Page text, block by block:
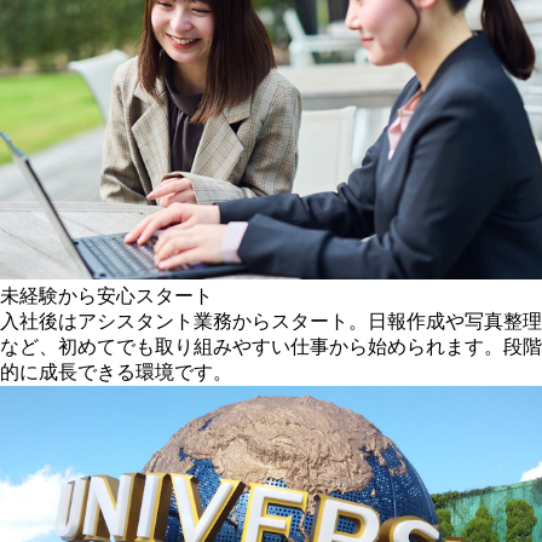
未経験から安心スタート
入社後はアシスタント業務からスタート。日報作成や写真整理
など、初めてでも取り組みやすい仕事から始められます。段階
的に成長できる環境です。